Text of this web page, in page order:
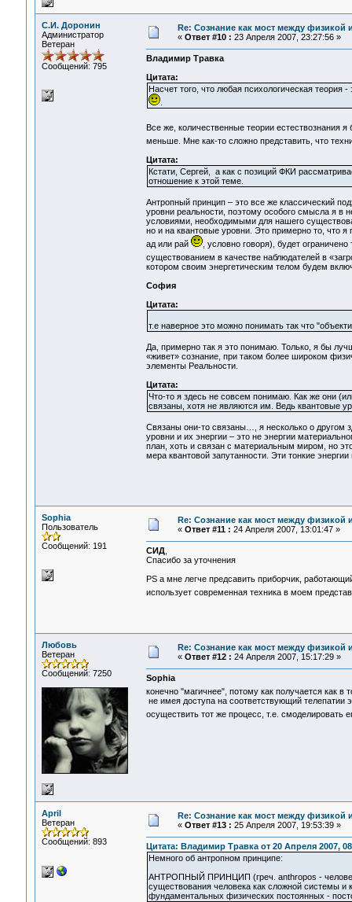
С.И. Доронин
Администратор
Ветеран
Сообщений: 795
Re: Сознание как мост между физикой
« Ответ #10 : 23 Апреля 2007, 23:27:56 »
Владимир Травка
Цитата:
Насчет того, что любая психологическая
.
Все же, количественные теории естествознания
меньше. Мне как-то сложно представить, что
Цитата:
Кстати, Сергей, а как с позиций ФКИ
отношение к этой теме.
Антропный принцип – это все же классический
уровни реальности, поэтому особого смысла я в
условиями, необходимыми для нашего
но и на квантовые уровни. Это примерно то, что
ад или рай
, условно говоря), будет
существованием в качестве наблюдателей в
котором своим энергетическим телом будем
София
Цитата:
т.е наверное это можно понимать так что
Да, примерно так я это понимаю. Только, я бы
«живет» сознание, при таком более широком
элементы Реальности.
Цитата:
Что-то я здесь не совсем понимаю. Как же они
связаны, хотя не являются им. Ведь квантовые
Связаны они-то связаны…, я несколько о другом
уровни и их энергии – это не энергии
план, хоть и связан с материальным миром, но
мера квантовой запутанности. Эти тонкие
Sophia
Пользователь
Сообщений: 191
Re: Сознание как мост между физикой
« Ответ #11 : 24 Апреля 2007, 13:01:47 »
СИД,
Спасибо за уточнения
PS а мне легче предсавить приборчик,
использует современная техника в моем
Любовь
Ветеран
Сообщений: 7250
Re: Сознание как мост между физикой
« Ответ #12 : 24 Апреля 2007, 15:17:29 »
Sophia
конечно "магичнее", потому как получается как в
не имея доступа на соответствующий телепатии
осуществить тот же процесс, т.е. смоделировать
April
Ветеран
Сообщений: 893
Re: Сознание как мост между физикой
« Ответ #13 : 25 Апреля 2007, 19:53:39 »
Цитата: Владимир Травка от 20 Апреля 2007,
Немного об антропном принципе:
АНТРОПНЫЙ ПРИНЦИП (греч. anthropos -
существования человека как сложной системы и
фундаментальных физических постоянных -